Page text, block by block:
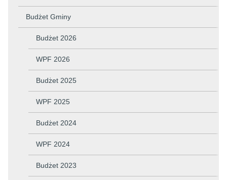
Budżet Gminy
Budżet 2026
WPF 2026
Budżet 2025
WPF 2025
Budżet 2024
WPF 2024
Budżet 2023